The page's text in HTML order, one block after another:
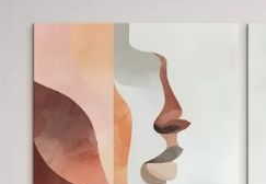
✓ Поверхня з текстурою полотна
Екологічний матеріал